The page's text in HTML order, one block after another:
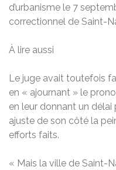
d’urbanisme le 7
correctionnel de Saint-
À lire aussi
Le juge avait toutefois
en « ajournant » le
en leur donnant un délai
ajuste de son côté la
efforts faits.
« Mais la ville de Saint-